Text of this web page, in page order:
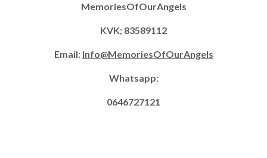
MemoriesOfOurAngels
KVK; 83589112
Email: Info@MemoriesOfOurAngels
Whatsapp:
0646727121